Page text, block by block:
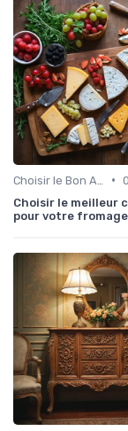
•
Choisir le meilleur
pour votre